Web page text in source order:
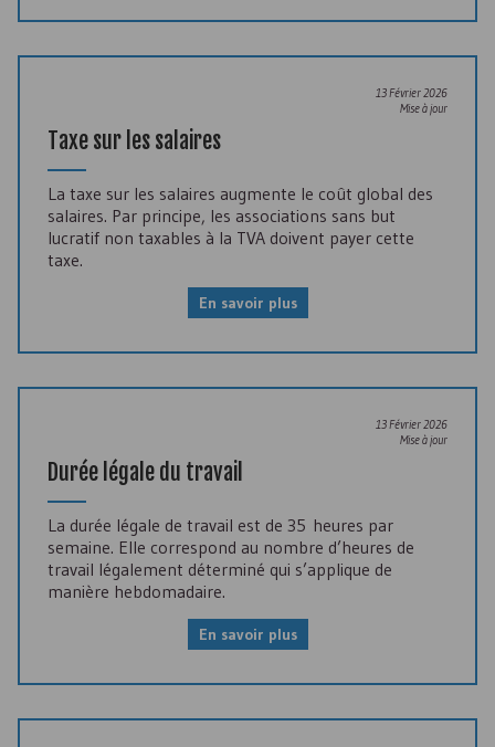
13 Février 2026
Mise à jour
Taxe sur les salaires
La taxe sur les salaires augmente le coût global des
salaires. Par principe, les associations sans but
lucratif non taxables à la TVA doivent payer cette
taxe.
En savoir plus
13 Février 2026
Mise à jour
Durée légale du travail
La durée légale de travail est de 35 heures par
semaine. Elle correspond au nombre d’heures de
travail légalement déterminé qui s’applique de
manière hebdomadaire.
En savoir plus